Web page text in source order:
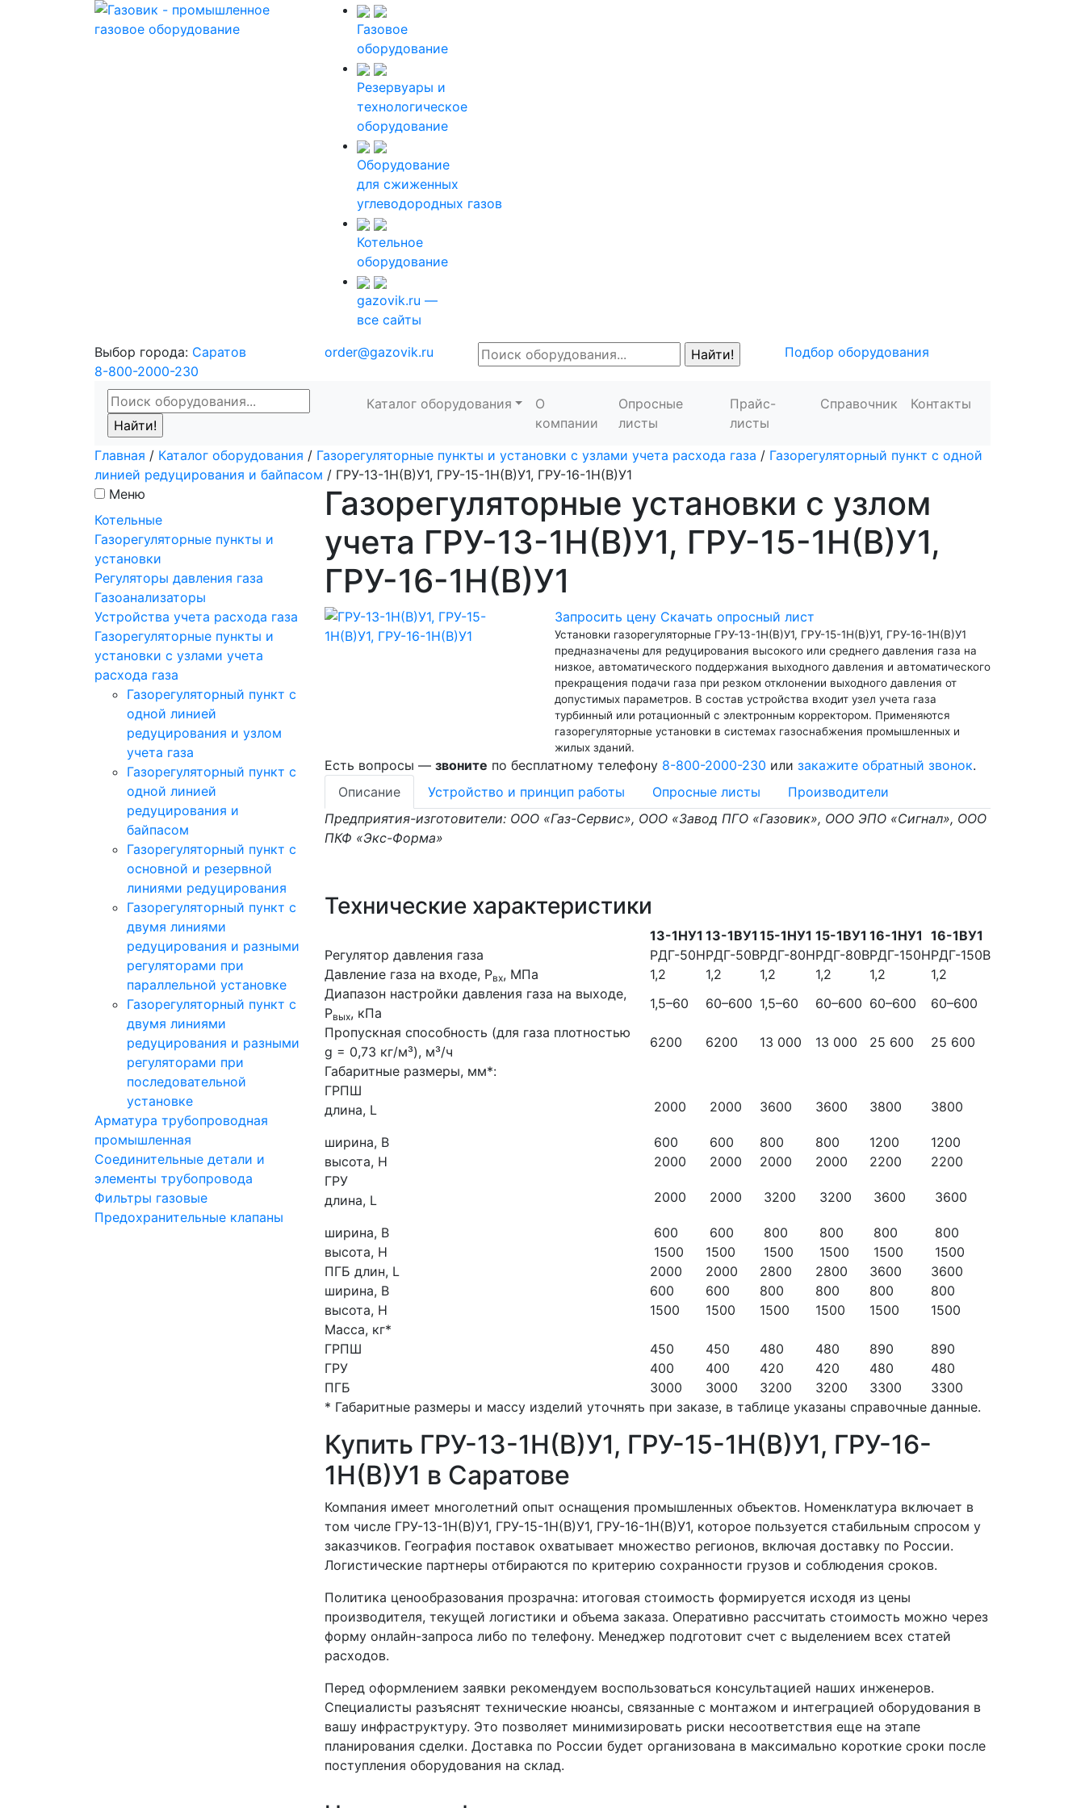
Газовое
оборудование
Резервуары и
технологическое
оборудование
Оборудование
для сжиженных
углеводородных газов
Котельное
оборудование
gazovik.ru —
все сайты
Выбор города: Саратов
8-800-2000-230
order@gazovik.ru Подбор оборудования
Каталог оборудования
О
компании
Опросные
листы
Прайс-
листы
Справочник Контакты
Главная / Каталог оборудования / Газорегуляторные пункты и установки с узлами учета расхода газа / Газорегуляторный пункт с одной
линией редуцирования и байпасом / ГРУ-13-1Н(В)У1, ГРУ-15-1Н(В)У1, ГРУ-16-1Н(В)У1
Меню
Котельные
Газорегуляторные пункты и
установки
Регуляторы давления газа
Газоанализаторы
Устройства учета расхода газа
Газорегуляторные пункты и
установки с узлами учета
расхода газа
Газорегуляторный пункт с
одной линией
редуцирования и узлом
учета газа
Газорегуляторный пункт с
одной линией
редуцирования и
байпасом
Газорегуляторный пункт c
основной и резервной
линиями редуцирования
Газорегуляторный пункт с
двумя линиями
редуцирования и разными
регуляторами при
параллельной установке
Газорегуляторный пункт с
двумя линиями
редуцирования и разными
регуляторами при
последовательной
установке
Арматура трубопроводная
промышленная
Соединительные детали и
элементы трубопровода
Фильтры газовые
Предохранительные клапаны
Газорегуляторные установки с узлом
учета ГРУ-13-1Н(В)У1, ГРУ-15-1Н(В)У1,
ГРУ-16-1Н(В)У1
Запросить цену Скачать опросный лист
Установки газорегуляторные ГРУ-13-1Н(В)У1, ГРУ-15-1Н(В)У1, ГРУ-16-1Н(В)У1
предназначены для редуцирования высокого или среднего давления газа на
низкое, автоматического поддержания выходного давления и автоматического
прекращения подачи газа при резком отклонении выходного давления от
допустимых параметров. В состав устройства входит узел учета газа
турбинный или ротационный с электронным корректором. Применяются
газорегуляторные установки в системах газоснабжения промышленных и
жилых зданий.
Есть вопросы — звоните по бесплатному телефону 8-800-2000-230 или закажите обратный звонок.
Описание
Устройство и принцип работы Опросные листы
Производители
Предприятия-изготовители: ООО «Газ-Сервис», ООО «Завод ПГО «Газовик», ООО ЭПО «Сигнал», ООО
ПКФ «Экс-Форма»
Технические характеристики
13-1НУ1 13-1ВУ1 15-1НУ1 15-1ВУ1 16-1НУ1 16-1ВУ1
Регулятор давления газа
РДГ-50НРДГ-50ВРДГ-80НРДГ-80ВРДГ-150НРДГ-150В
Давление газа на входе, Рвх, МПа 1,2 1,2 1,2 1,2 1,2
1,2
Диапазон настройки давления газа на выходе,
Рвых, кПа
1,5–60 60–600 1,5–60 60–600 60–600
60–600
Пропускная способность (для газа плотностью
g = 0,73 кг/м³), м³/ч
6200 6200 13 000 13 000 25 600
25 600
Габаритные размеры, мм*:
ГРПШ
длина, L
2000 2000 3600 3600 3800 3800
ширина, B 600 600 800 800 1200
1200
высота, H
2000 2000 2000 2000 2200
2200
ГРУ
длина, L
2000 2000 3200 3200 3600 3600
ширина, В 600 600 800 800 800
800
высота, H
1500 1500 1500 1500 1500
1500
ПГБ длин, L
2000 2000 2800 2800 3600
3600
ширина, B
600 600 800 800 800
800
высота, H
1500 1500 1500 1500 1500
1500
Масса, кг*
ГРПШ
450 450 480 480 890
890
ГРУ
400 400 420 420 480
480
ПГБ
3000 3000 3200 3200 3300
3300
* Габаритные размеры и массу изделий уточнять при заказе, в таблице указаны справочные данные.
Купить ГРУ-13-1Н(В)У1, ГРУ-15-1Н(В)У1, ГРУ-16-
1Н(В)У1 в Саратове
Компания имеет многолетний опыт оснащения промышленных объектов. Номенклатура включает в
том числе ГРУ-13-1Н(В)У1, ГРУ-15-1Н(В)У1, ГРУ-16-1Н(В)У1, которое пользуется стабильным спросом у
заказчиков. География поставок охватывает множество регионов, включая доставку по России.
Логистические партнеры отбираются по критерию сохранности грузов и соблюдения сроков.
Политика ценообразования прозрачна: итоговая стоимость формируется исходя из цены
производителя, текущей логистики и объема заказа. Оперативно рассчитать стоимость можно через
форму онлайн-запроса либо по телефону. Менеджер подготовит счет с выделением всех статей
расходов.
Перед оформлением заявки рекомендуем воспользоваться консультацией наших инженеров.
Специалисты разъяснят технические нюансы, связанные с монтажом и интеграцией оборудования в
вашу инфраструктуру. Это позволяет минимизировать риски несоответствия еще на этапе
планирования сделки. Доставка по России будет организована в максимально короткие сроки после
поступления оборудования на склад.